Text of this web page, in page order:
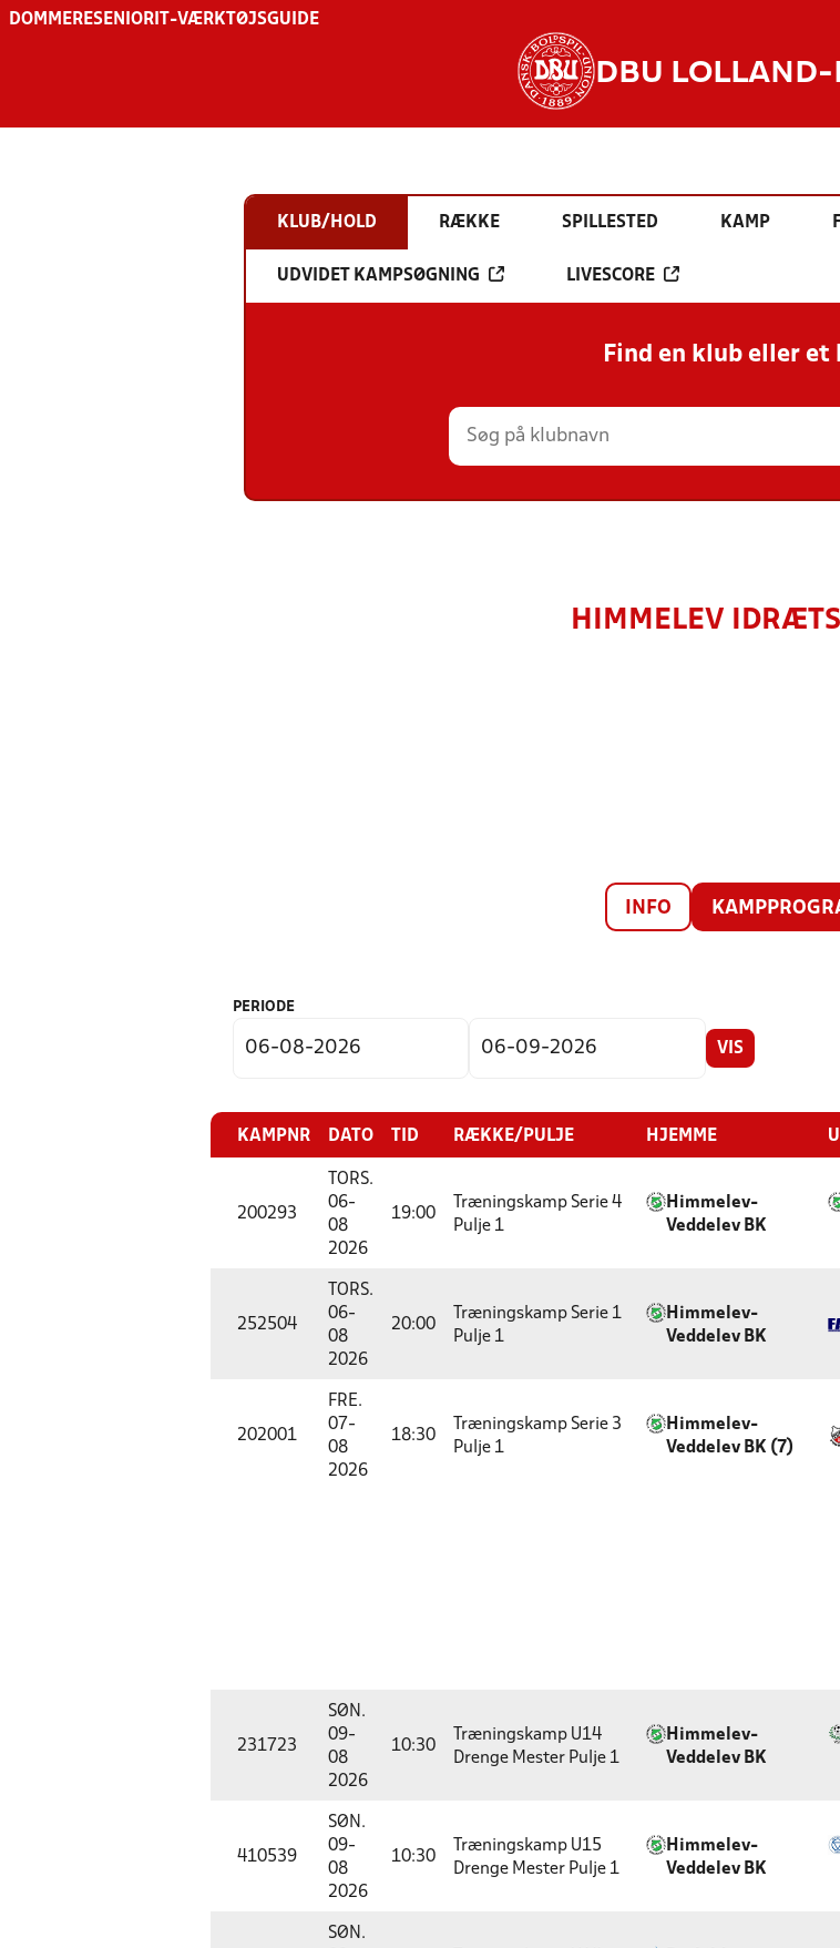
DOMMERESENIOR IT-VÆRKTØJSGUIDE
DBU LOLLAND-
KLUB/HOLD RÆKKE SPILLESTED KAMP
UDVIDET KAMPSØGNING LIVESCORE
Find en klub eller et
HIMMELEV
INFO
PERIODE
VIS
KAMPNR DATO TID RÆKKE/PULJE HJEMME
200293
TORS.
06-
08
2026
19:00
Træningskamp Serie 4
Pulje 1
Himmelev-
Veddelev BK
252504
TORS.
06-
08
2026
20:00
Træningskamp Serie 1
Pulje 1
Himmelev-
Veddelev BK
202001
FRE.
07-
08
2026
18:30
Træningskamp Serie 3
Pulje 1
Himmelev-
Veddelev BK (7)
231723
SØN.
09-
08
2026
10:30
Træningskamp U14
Drenge Mester Pulje 1
Himmelev-
Veddelev BK
410539
SØN.
09-
08
2026
10:30
Træningskamp U15
Drenge Mester Pulje 1
Himmelev-
Veddelev BK
SØN.